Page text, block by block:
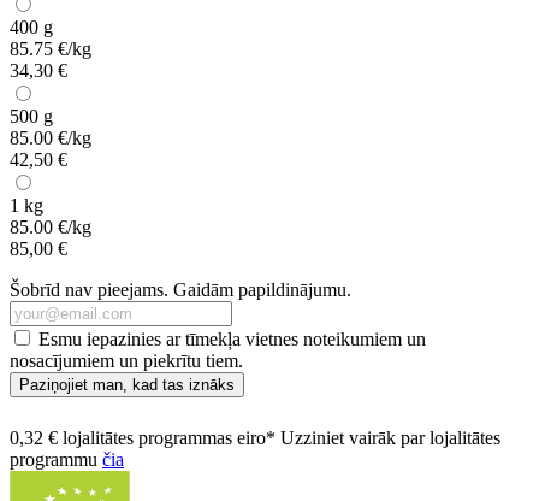
400 g
85.75 €/kg
34,30 €
500 g
85.00 €/kg
42,50 €
1 kg
85.00 €/kg
85,00 €
Šobrīd nav pieejams. Gaidām papildinājumu.
Esmu iepazinies ar tīmekļa vietnes noteikumiem un
nosacījumiem un piekrītu tiem.
Paziņojiet man, kad tas iznāks
0,32 € lojalitātes programmas eiro* Uzziniet vairāk par lojalitātes
programmu čia